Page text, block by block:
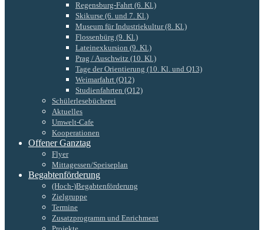
Regensburg-Fahrt (6. Kl.)
Skikurse (6. und 7. Kl.)
Museum für Industriekultur (8. Kl.)
Flossenbürg (9. Kl.)
Lateinexkursion (9. Kl.)
Prag / Auschwitz (10. Kl.)
Tage der Orientierung (10. Kl. und Q13)
Weimarfahrt (Q12)
Studienfahrten (Q12)
Schülerlesebücherei
Aktuelles
Umwelt-Cafe
Kooperationen
Offener Ganztag
Flyer
Mittagessen/Speiseplan
Begabtenförderung
(Hoch-)Begabtenförderung
Zielgruppe
Termine
Zusatzprogramm und Enrichment